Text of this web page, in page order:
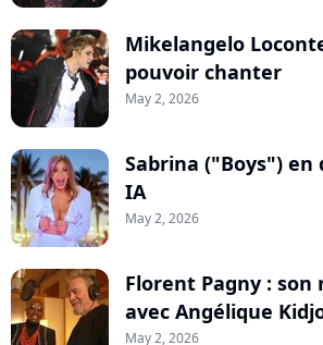
Mikelangelo
pouvoir chanter
May 2, 2026
Sabrina ("Boys") en
IA
May 2, 2026
Florent Pagny : son
avec Angélique
May 2, 2026